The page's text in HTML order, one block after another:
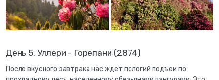
День 5. Уллери - Горепани (2874)
После вкусного завтрака нас ждет пологий подъем по